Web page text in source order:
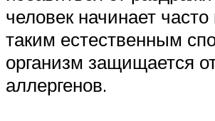
человек начинает
таким естественным
организм защищается
аллергенов.